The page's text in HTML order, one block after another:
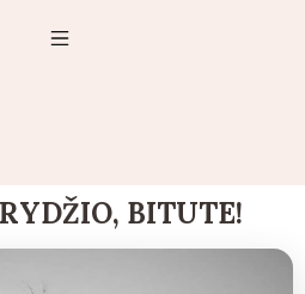
BITUTE!